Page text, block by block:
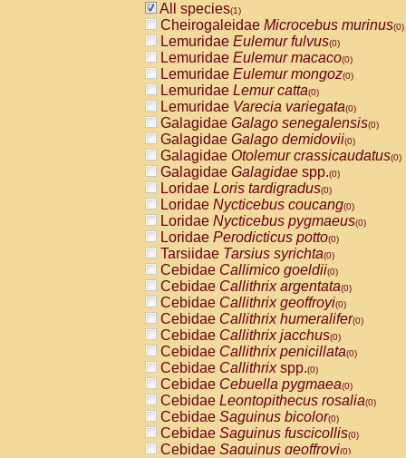
All species(1)
Cheirogaleidae Microcebus murinus(0)
Lemuridae Eulemur fulvus(0)
Lemuridae Eulemur macaco(0)
Lemuridae Eulemur mongoz(0)
Lemuridae Lemur catta(0)
Lemuridae Varecia variegata(0)
Galagidae Galago senegalensis(0)
Galagidae Galago demidovii(0)
Galagidae Otolemur crassicaudatus(0)
Galagidae Galagidae spp.(0)
Loridae Loris tardigradus(0)
Loridae Nycticebus coucang(0)
Loridae Nycticebus pygmaeus(0)
Loridae Perodicticus potto(0)
Tarsiidae Tarsius syrichta(0)
Cebidae Callimico goeldii(0)
Cebidae Callithrix argentata(0)
Cebidae Callithrix geoffroyi(0)
Cebidae Callithrix humeralifer(0)
Cebidae Callithrix jacchus(0)
Cebidae Callithrix penicillata(0)
Cebidae Callithrixspp.(0)
Cebidae Cebuella pygmaea(0)
Cebidae Leontopithecus rosalia(0)
Cebidae Saguinus bicolor(0)
Cebidae Saguinus fuscicollis(0)
Cebidae Saguinus geoffroyi(0)